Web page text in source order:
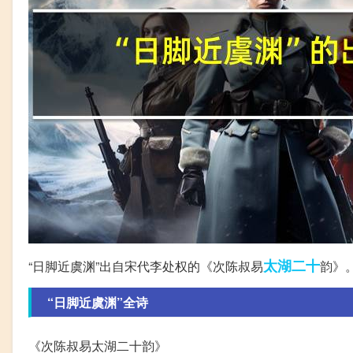
“日脚近虞渊”出自宋代李处权的《次陈叔易太湖二十韵》
“日脚近虞渊”全诗
《次陈叔易太湖二十韵》